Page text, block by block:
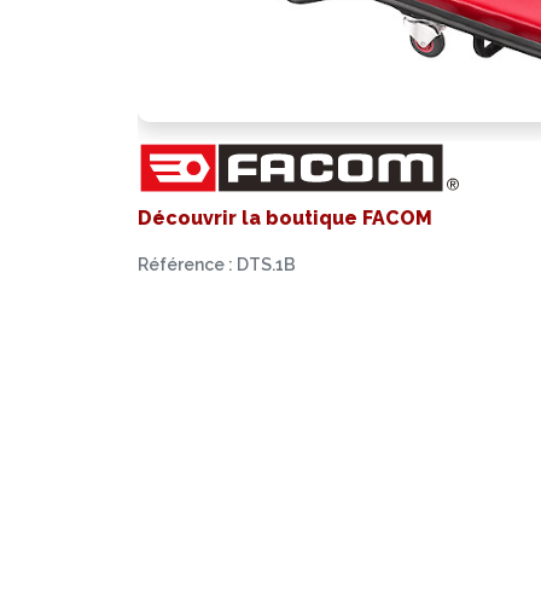
Découvrir la boutique FACOM
Référence : DTS.1B